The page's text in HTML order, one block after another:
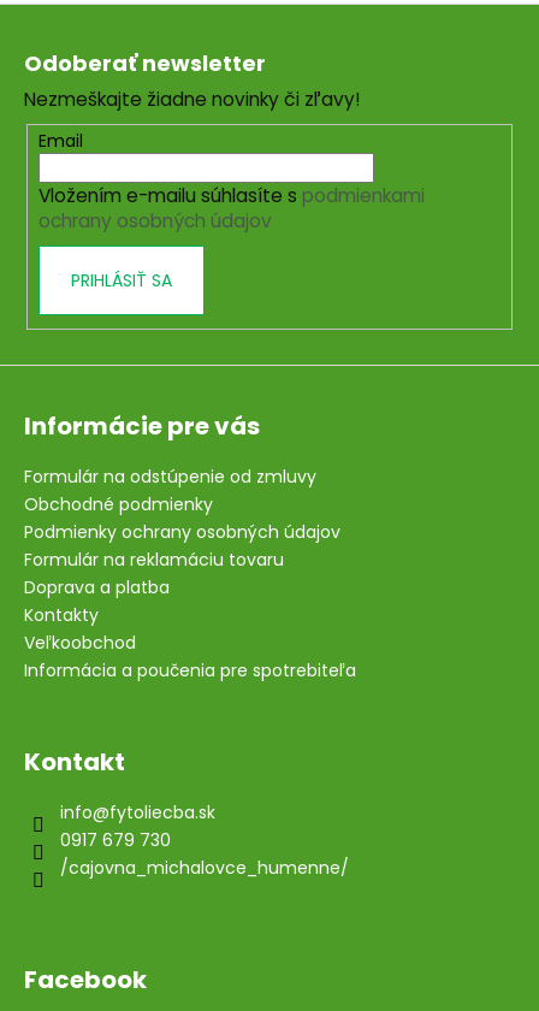
Z
Odoberať newsletter
Nezmeškajte žiadne novinky či zľavy!
Email
Vložením e-mailu súhlasíte s podmienkami
ochrany osobných údajov
PRIHLÁSIŤ SA
Informácie pre vás
Formulár na odstúpenie od zmluvy
Obchodné podmienky
Podmienky ochrany osobných údajov
Formulár na reklamáciu tovaru
Doprava a platba
Kontakty
Veľkoobchod
Informácia a poučenia pre spotrebiteľa
Kontakt
info@fytoliecba.sk
0917 679 730
/cajovna_michalovce_humenne/
Facebook